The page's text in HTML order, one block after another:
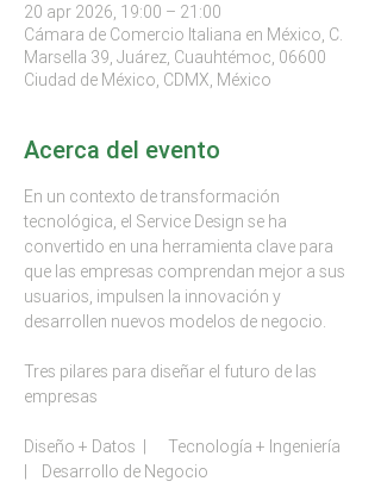
20 apr 2026, 19:00 – 21:00
Cámara de Comercio Italiana en México, C.
Marsella 39, Juárez, Cuauhtémoc, 06600
Ciudad de México, CDMX, México
Acerca del evento
En un contexto de transformación
tecnológica, el Service Design se ha
convertido en una herramienta clave para
que las empresas comprendan mejor a sus
usuarios, impulsen la innovación y
desarrollen nuevos modelos de negocio.
Tres pilares para diseñar el futuro de las
empresas
Diseño + Datos  |      Tecnología + Ingeniería
|    Desarrollo de Negocio